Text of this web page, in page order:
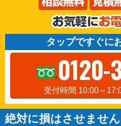
タップですぐに
0120-
受付時間 10:00～
絶対に損はさせませ